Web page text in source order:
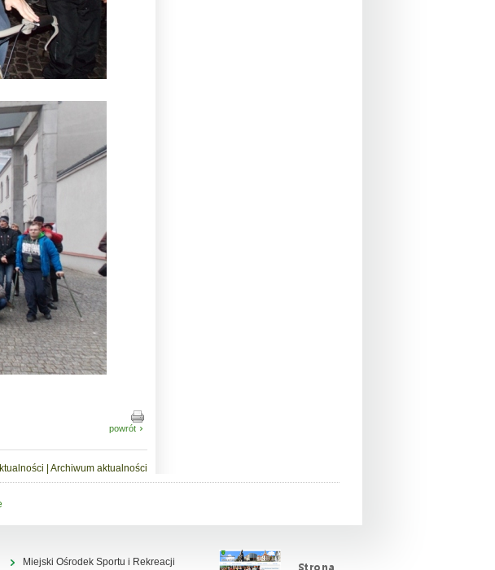
powrót
| Archiwum aktualności
Miejski Ośrodek Sportu i Rekreacji